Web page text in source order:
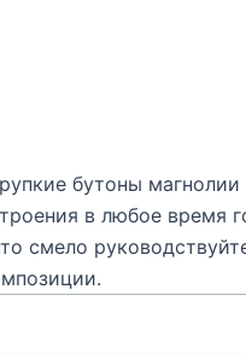
бутоны
в любое
смело